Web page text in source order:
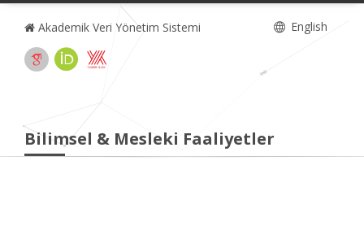
Akademik Veri Yönetim Sistemi English
Bilimsel & Mesleki Faaliyetler